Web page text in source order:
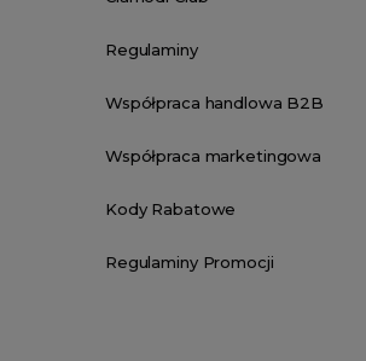
Regulaminy
Współpraca handlowa B2B
Współpraca marketingowa
Kody Rabatowe
Regulaminy Promocji